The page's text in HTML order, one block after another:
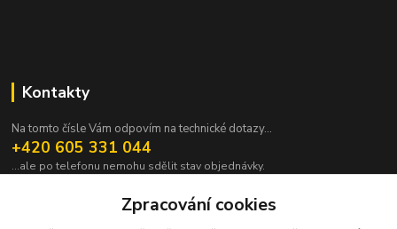
Kontakty
Na tomto čísle Vám odpovím na technické dotazy...
+420 605 331 044
...ale po telefonu nemohu sdělit stav objednávky.
pavek@janpavek.comZpracování cookies